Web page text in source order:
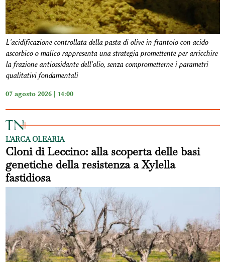
L'acidificazione controllata della pasta di olive in frantoio con acido
ascorbico o malico rappresenta una strategia promettente per arricchire
la frazione antiossidante dell'olio, senza comprometterne i parametri
qualitativi fondamentali
07 agosto 2026 | 14:00
L'ARCA OLEARIA
Cloni di Leccino: alla scoperta delle basi
genetiche della resistenza a Xylella
fastidiosa